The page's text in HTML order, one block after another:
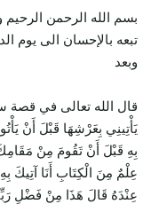
بسم الله الرحمن
تبعه بالإحسان الى يوم
وبعد
قال الله تعالى في قصة
يَأْتِينِي بِعَرْشِهَا قَبْلَ أَنْ
بِهِ قَبْلَ أَنْ تَقُومَ مِنْ
عِلْمٌ مِنَ الْكِتَابِ أَنَا آتِيكَ
عِنْدَهُ قَالَ هَذَا مِنْ فَضْلِ